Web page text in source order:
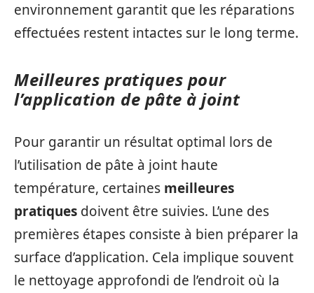
environnement garantit que les réparations
effectuées restent intactes sur le long terme.
Meilleures pratiques pour
l’application de pâte à joint
Pour garantir un résultat optimal lors de
l’utilisation de pâte à joint haute
température, certaines meilleures
pratiques doivent être suivies. L’une des
premières étapes consiste à bien préparer la
surface d’application. Cela implique souvent
le nettoyage approfondi de l’endroit où la